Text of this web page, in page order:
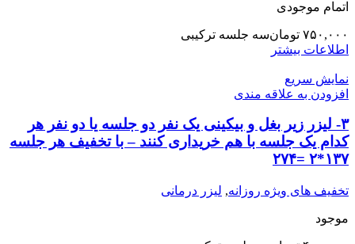
اتمام موجودی
۷۵۰,۰۰۰ تومانسه جلسه ترکیبی
اطلاعات بیشتر
نمایش سریع
افزودن به علاقه مندی
۳- لیزر زیر بغل و بیکینی یک نفر دو جلسه یا دو نفر هر
کدام یک جلسه با هم خریداری کنند – با تخفیف هر جلسه
١٣٧*٢ =٢٧۴
تخفیف های ویژه روزانه, لیزر درمانی
موجود